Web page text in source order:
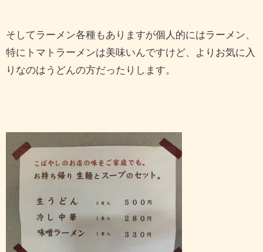
そしてラーメン各種もありますが個人的にはラーメン、
特にトマトラーメンは美味いんですけど、よりお気に入
りなのはうどんの方だったりします。